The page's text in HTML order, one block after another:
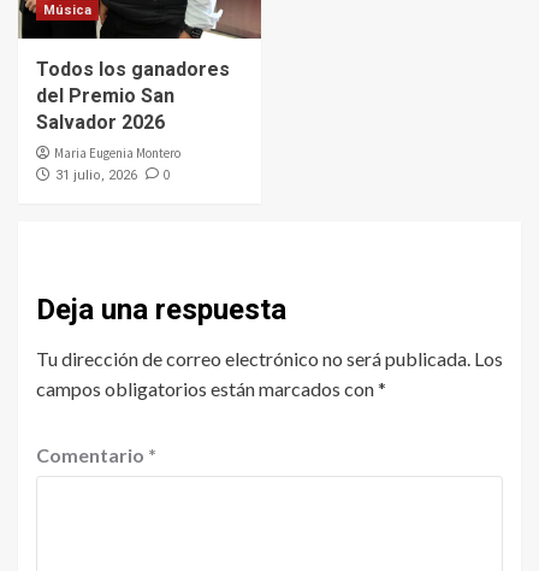
Música
Todos los ganadores
del Premio San
Salvador 2026
Maria Eugenia Montero
31 julio, 2026 0
Deja una respuesta
Tu dirección de correo electrónico no será publicada. Los
campos obligatorios están marcados con*
Comentario *